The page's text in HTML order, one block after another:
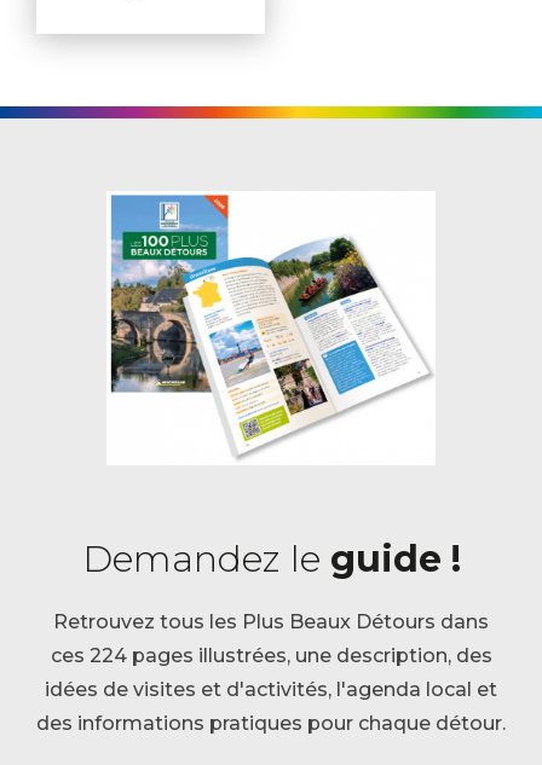
Demandez le guide !
Retrouvez tous les Plus Beaux Détours dans
ces 224 pages illustrées, une description, des
idées de visites et d'activités, l'agenda local et
des informations pratiques pour chaque détour.